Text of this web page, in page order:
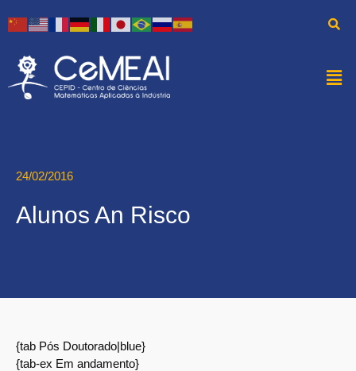
24/02/2016
Alunos An Risco
{tab Pós Doutorado|blue}
{tab-ex Em andamento}